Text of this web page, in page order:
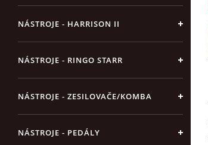
NÁSTROJE - HARRISON II
NÁSTROJE - RINGO STARR
NÁSTROJE - ZESILOVAČE/KOMBA
NÁSTROJE - PEDÁLY